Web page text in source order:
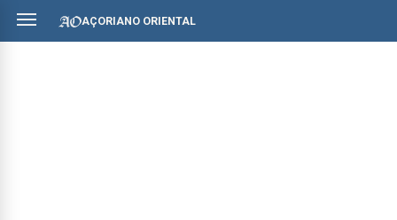
AÇORIANO ORIENTAL